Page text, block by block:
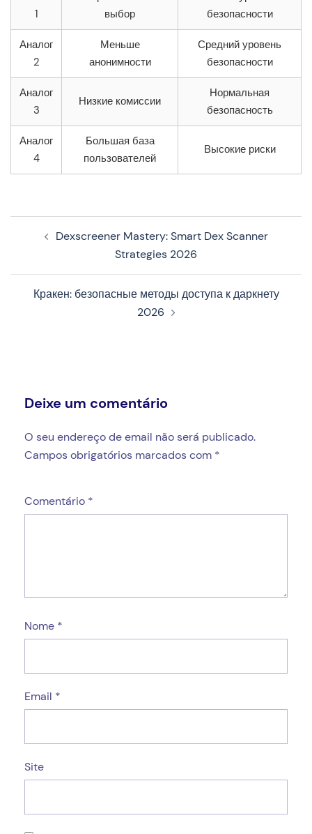
1
выбор
безопасности
Аналог
2
Меньше
анонимности
Средний уровень
безопасности
Аналог
3
Низкие комиссии
Нормальная
безопасность
Аналог
4
Большая база
пользователей
Высокие риски
Dexscreener Mastery: Smart Dex Scanner
Strategies 2026
Кракен: безопасные методы доступа к даркнету
2026
Deixe um comentário
O seu endereço de email não será publicado.
Campos obrigatórios marcados com *
Comentário *
Nome *
Email *
Site